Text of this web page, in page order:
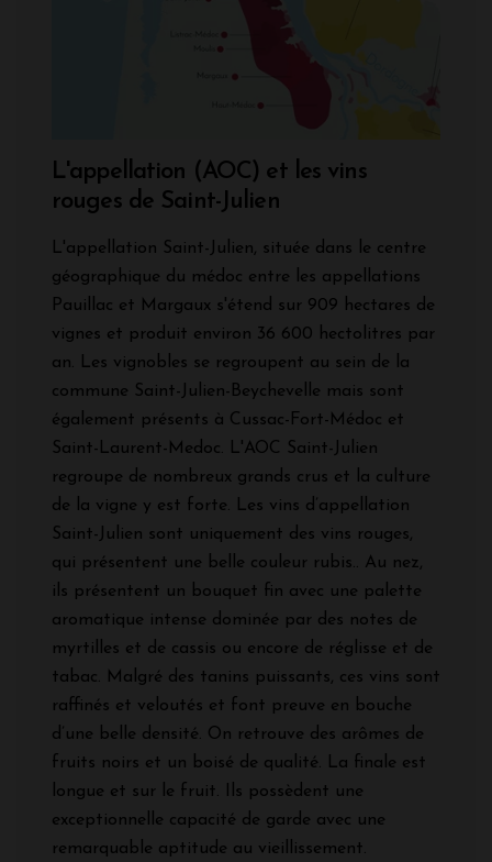
L'appellation (AOC) et les vins
rouges de Saint-Julien
L'appellation Saint-Julien, située dans le centre
géographique du médoc entre les appellations
Pauillac et Margaux s'étend sur 909 hectares de
vignes et produit environ 36 600 hectolitres par
an. Les vignobles se regroupent au sein de la
commune Saint-Julien-Beychevelle mais sont
également présents à Cussac-Fort-Médoc et
Saint-Laurent-Medoc. L'AOC Saint-Julien
regroupe de nombreux grands crus et la culture
de la vigne y est forte. Les vins d’appellation
Saint-Julien sont uniquement des vins rouges,
qui présentent une belle couleur rubis.. Au nez,
ils présentent un bouquet fin avec une palette
aromatique intense dominée par des notes de
myrtilles et de cassis ou encore de réglisse et de
tabac. Malgré des tanins puissants, ces vins sont
raffinés et veloutés et font preuve en bouche
d’une belle densité. On retrouve des arômes de
fruits noirs et un boisé de qualité. La finale est
longue et sur le fruit. Ils possèdent une
exceptionnelle capacité de garde avec une
remarquable aptitude au vieillissement.